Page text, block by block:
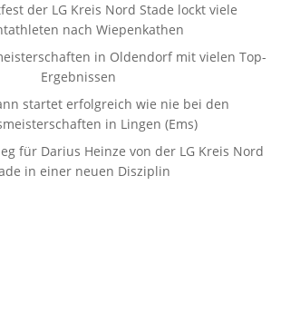
der LG Kreis Nord Stade lockt viele
nach Wiepenkathen
in Oldendorf mit vielen Top-
Ergebnissen
startet erfolgreich wie nie bei den
in Lingen (Ems)
für Darius Heinze von der LG Kreis Nord
in einer neuen Disziplin